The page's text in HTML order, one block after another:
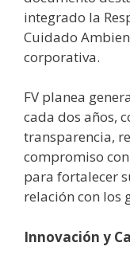
integrado la
Cuidado
corporativa.
FV planea
cada dos años,
transparencia,
compromiso
para fortalecer
relación con los
Innovación y